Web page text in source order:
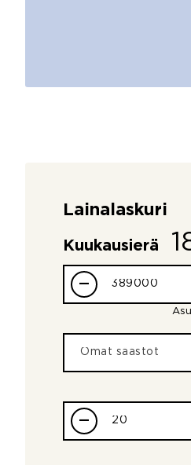
Lainalaskuri
Kuukausierä
–
–